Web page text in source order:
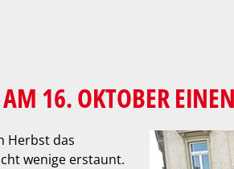
16. OKTOBER
Herbst das
wenige erstaunt.